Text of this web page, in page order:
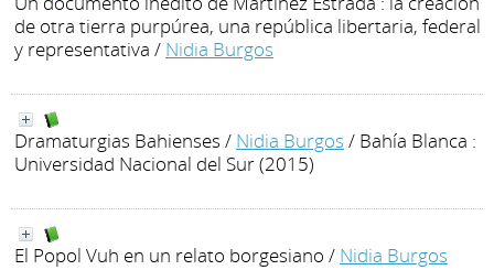
de otra tierra purpúrea, una república libertaria, federal
y representativa / Nidia Burgos
Dramaturgias Bahienses / Nidia Burgos / Bahía Blanca :
Universidad Nacional del Sur (2015)
El Popol Vuh en un relato borgesiano / Nidia Burgos